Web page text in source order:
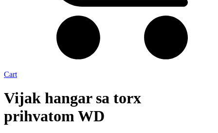
Cart
Vijak hangar sa torx
prihvatom WD